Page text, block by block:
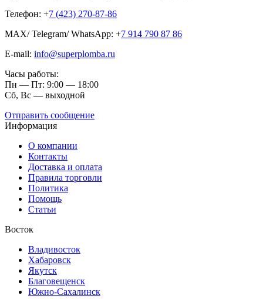
Телефон: +7 (423) 270-87-86
MAX/ Telegram/ WhatsApp: +7 914 790 87 86
E-mail: info@superplomba.ru
Часы работы:
Пн — Пт: 9:00 — 18:00
Сб, Вc — выходной
Отправить сообщение
Информация
О компании
Контакты
Доставка и оплата
Правила торговли
Политика
Помощь
Статьи
Восток
Владивосток
Хабаровск
Якутск
Благовещенск
Южно-Сахалинск